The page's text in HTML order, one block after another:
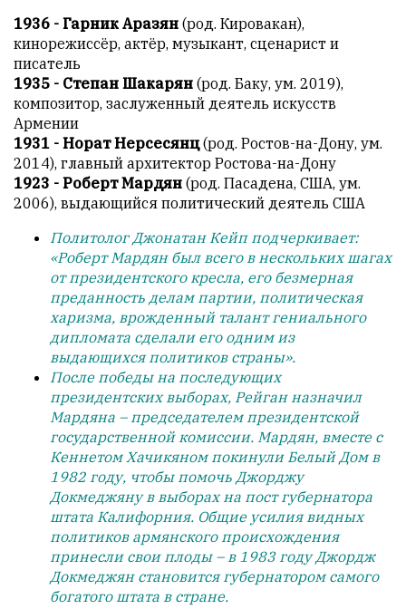
1936 - Гарник Аразян (род. Кировакан),
кинорежиссёр, актёр, музыкант, сценарист и
писатель
1935 - Степан Шакарян (род. Баку, ум. 2019),
композитор, заслуженный деятель искусств
Армении
1931 - Норат Нерсесянц(род. Ростов-на-Дону, ум.
2014), главный архитектор Ростова-на-Дону
1923 - Роберт Мардян (род. Пасадена, США, ум.
2006), выдающийся политический деятель США
Политолог Джонатан Кейп подчеркивает:
«Роберт Мардян был всего в нескольких шагах
от президентского кресла, его безмерная
преданность делам партии, политическая
харизма, врожденный талант гениального
дипломата сделали его одним из
выдающихся политиков страны».
После победы на последующих
президентских выборах, Рейган назначил
Мардяна – председателем президентской
государственной комиссии. Мардян, вместе с
Кеннетом Хачикяном покинули Белый Дом в
1982 году, чтобы помочь Джорджу
Докмеджяну в выборах на пост губернатора
штата Калифорния. Общие усилия видных
политиков армянского происхождения
принесли свои плоды – в 1983 году Джордж
Докмеджян становится губернатором самого
богатого штата в стране.